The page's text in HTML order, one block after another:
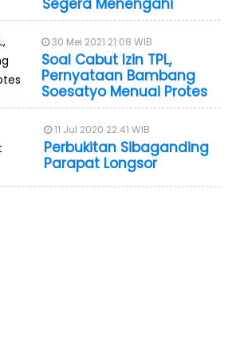
30 Mei 2021 21:08 WIB
Soal Cabut Izin TPL,
Pernyataan Bambang
Soesatyo Menuai Protes
11 Jul 2020 22:41 WIB
Perbukitan Sibaganding
Parapat Longsor